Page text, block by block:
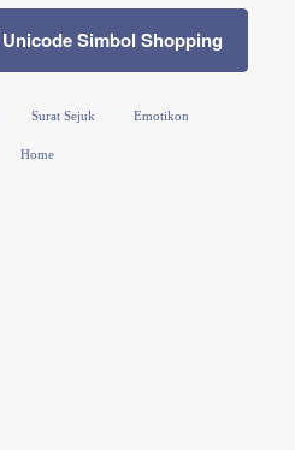
Simbol Shopping
Surat Sejuk Emotikon
Home